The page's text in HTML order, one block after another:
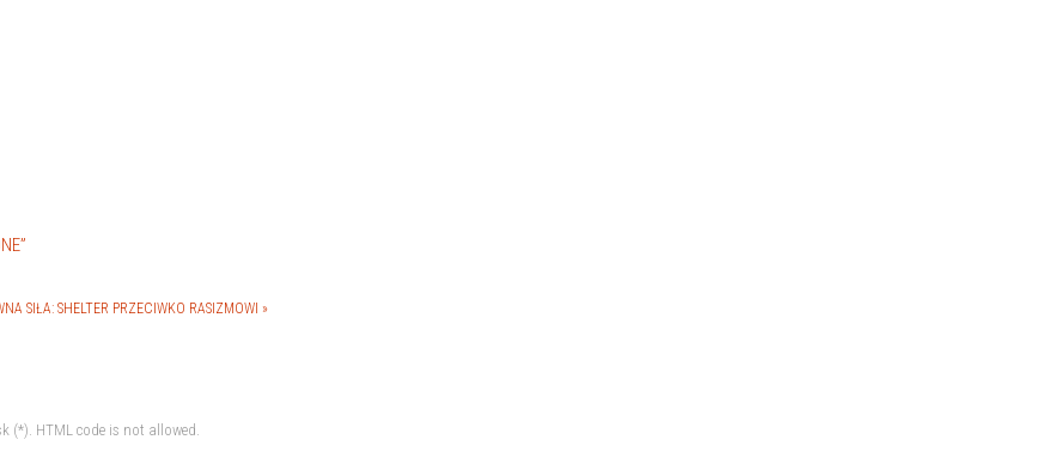
SIŁA: SHELTER PRZECIWKO RASIZMOWI »
(*). HTML code is not allowed.